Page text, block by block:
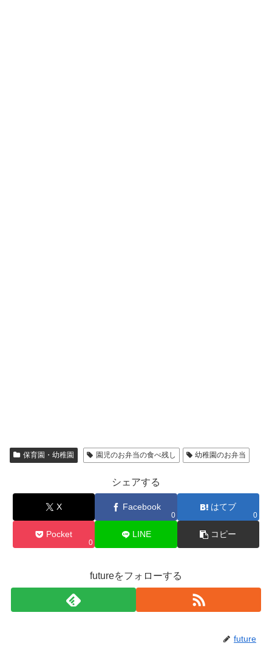
保育園・幼稚園 園児のお弁当の食べ残し 幼稚園のお弁当
シェアする
X Facebook
0
はてブ
0
Pocket
0
LINE コピー
futureをフォローする
future